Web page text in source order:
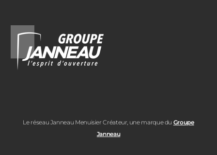
Le réseau Janneau Menuisier Créateur, une marque du Groupe
Janneau